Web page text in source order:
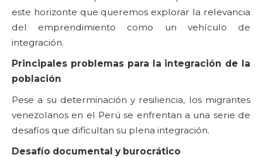
este horizonte que queremos explorar la relevancia
del emprendimiento como un vehículo de
integración.
Principales problemas para la integración de la
población
Pese a su determinación y resiliencia, los migrantes
venezolanos en el Perú se enfrentan a una serie de
desafíos que dificultan su plena integración.
Desafío documental y burocrático